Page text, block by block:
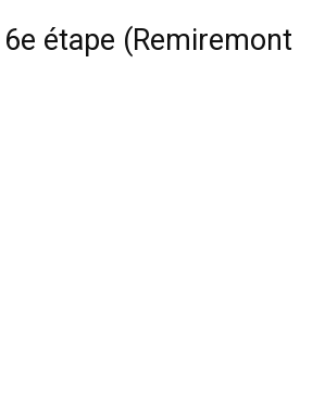
étape (Remiremont